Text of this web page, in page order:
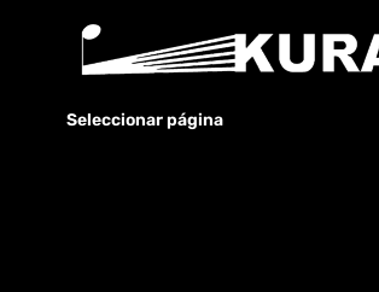
Seleccionar página
PROYECTOS